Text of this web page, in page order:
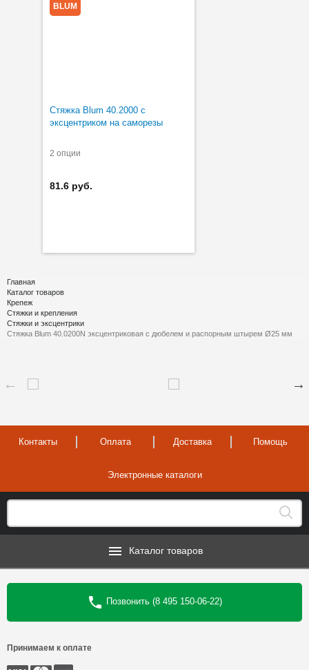
BLUM
Стяжка Blum 40.2000 с
эксцентриком на саморезы
2 опции
81.6 руб.
Главная
Каталог товаров
Крепеж
Стяжки и крепления
Стяжки и эксцентрики
Стяжка Blum 40.0200N эксцентриковая с дюбелем и распорным штырем Ø25 мм
Контакты Оплата Доставка Помощь
Электронные каталоги
Каталог товаров
Позвонить (8 495 150-06-22)
Принимаем к оплате